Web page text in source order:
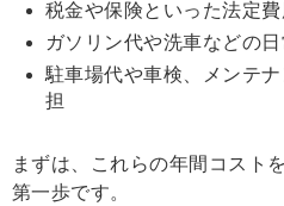
税金や保険といった法定費
ガソリン代や洗車などの
駐車場代や車検、メンテ
担
まずは、これらの年間コスト
第一歩です。